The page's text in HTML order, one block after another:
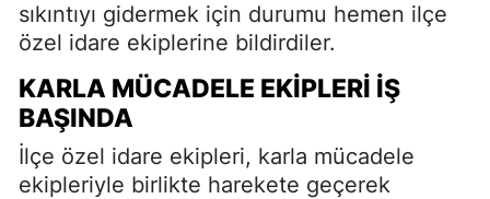
sıkıntıyı gidermek için durumu hemen ilçe
özel idare ekiplerine bildirdiler.
KARLA MÜCADELE EKIPLERI İŞ
BAŞINDA
İlçe özel idare ekipleri, karla mücadele
ekipleriyle birlikte harekete geçerek